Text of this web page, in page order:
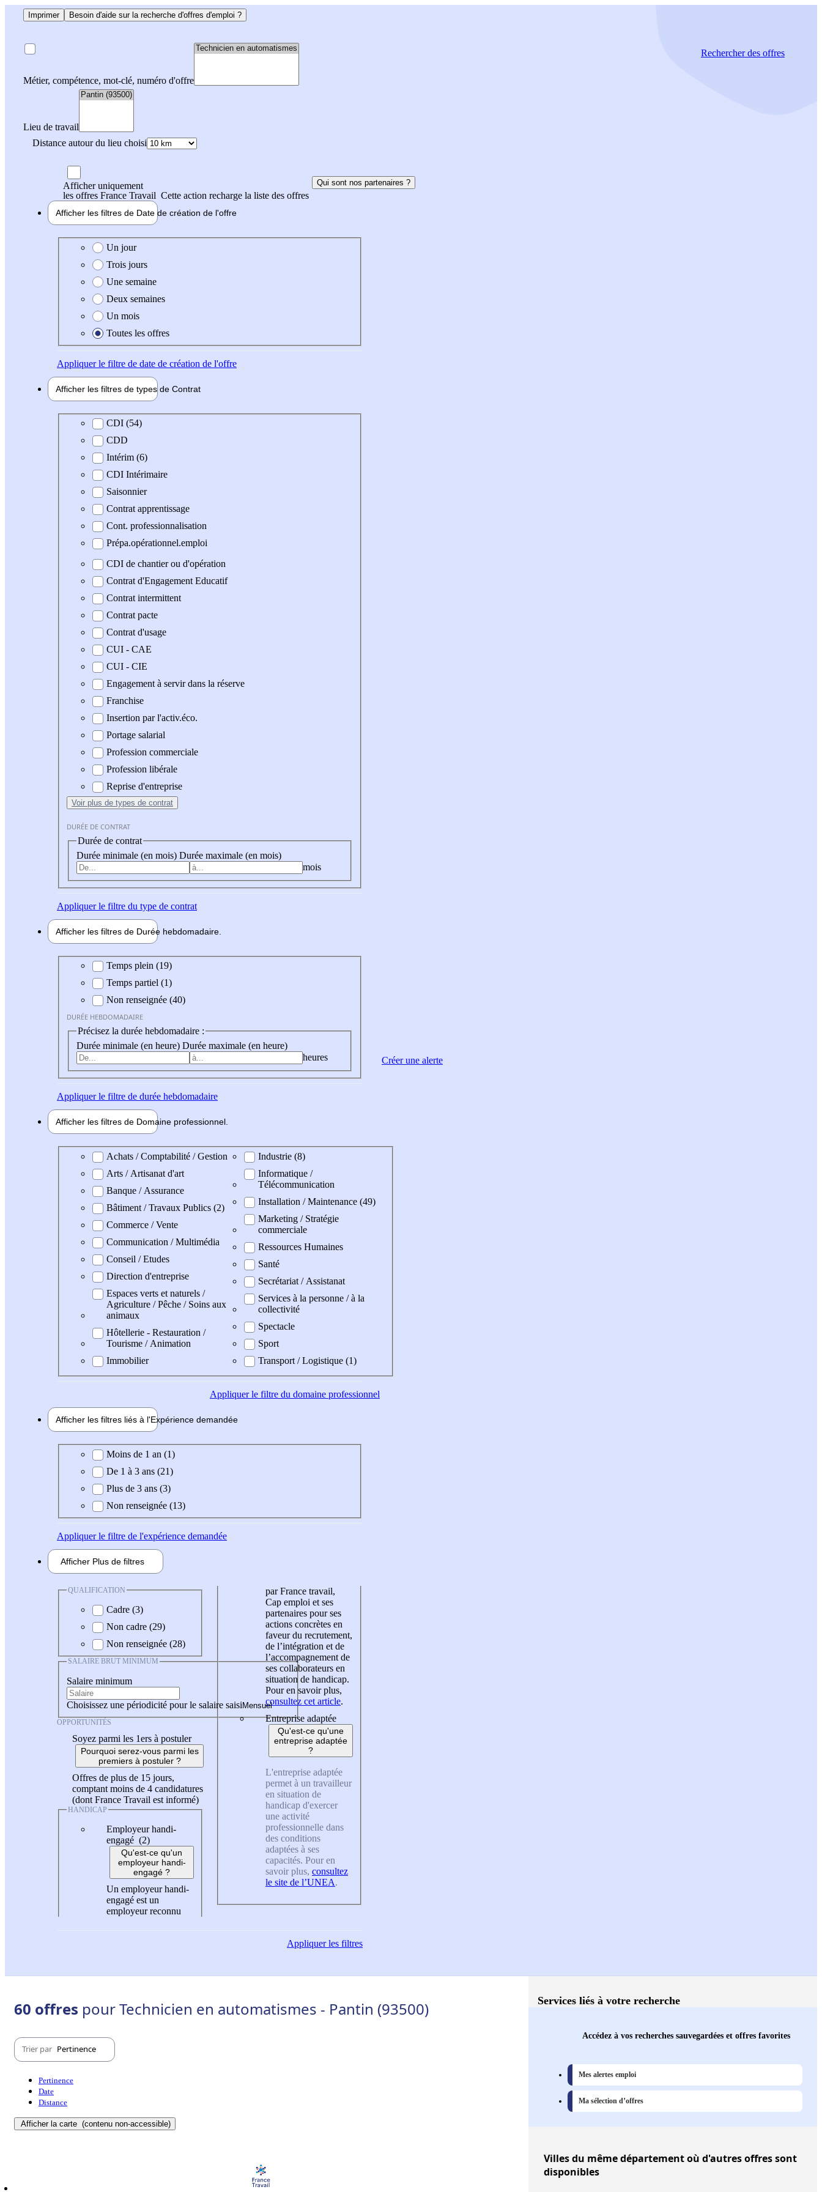
Imprimer Besoin d'aide sur la recherche d'offres d'emploi ?
Métier, compétence, mot-clé, numéro d'offre
Lieu de travail
Distance autour du lieu choisi
Rechercherdes offres
Afficher uniquement
les offres France Travail Cette action recharge la liste des offres
Qui sont nos partenaires ?
Afficher les filtres de Date de création de l'offre
Date de création de l'offre
Un jour
Trois jours
Une semaine
Deux semaines
Un mois
Toutes les offres
Appliquerle filtre de date de création de l'offre
Afficher les filtres de types de Contrat
Type de contratCDI (54)
CDD
Intérim (6)
CDI Intérimaire
Saisonnier
Contrat apprentissage
Cont. professionnalisation
Prépa.opérationnel.emploi
CDI de chantier ou d'opération
Contrat d'Engagement Educatif
Contrat intermittent
Contrat pacte
Contrat d'usage
CUI - CAE
CUI - CIE
Engagement à servir dans la réserve
Franchise
Insertion par l'activ.éco.
Portage salarial
Profession commerciale
Profession libérale
Reprise d'entreprise
Voir plus de types de contrat
DURÉE DE CONTRAT
Durée de contrat
Durée minimale (en mois) Durée maximale (en mois)
mois
Appliquerle filtre du type de contrat
Afficher les filtres de Durée hebdomadaire
Durée hebdomadaire
Temps plein (19)
Temps partiel (1)
Non renseignée (40)
DURÉE HEBDOMADAIRE
Précisez la durée hebdomadaire :
Durée minimale (en heure) Durée maximale (en heure)
heures
Appliquerle filtre de durée hebdomadaire
Afficher les filtres de Domaine professionnel
Domaine professionel
Achats / Comptabilité / Gestion
Arts / Artisanat d'art
Banque / Assurance
Bâtiment / Travaux Publics (2)
Commerce / Vente
Communication / Multimédia
Conseil / Etudes
Direction d'entreprise
Espaces verts et naturels /
Agriculture / Pêche / Soins aux
animaux
Hôtellerie - Restauration /
Tourisme / Animation
Immobilier
Industrie (8)
Informatique /
Télécommunication
Installation / Maintenance (49)
Marketing / Stratégie
commerciale
Ressources Humaines
Santé
Secrétariat / Assistanat
Services à la personne / à la
collectivité
Spectacle
Sport
Transport / Logistique (1)
Appliquerle filtre du domaine professionnel
Afficher les filtres liés à l'Expérience demandée
Expérience demandée
Moins de 1 an (1)
De 1 à 3 ans (21)
Plus de 3 ans (3)
Non renseignée (13)
Appliquerle filtre de l'expérience demandée
Afficher Plus de filtres
QUALIFICATION
Cadre (3)
Non cadre (29)
Non renseignée (28)
SALAIRE BRUT MINIMUM
Salaire minimum
Choisissez une périodicité pour le salaire saisi
OPPORTUNITÉS
Soyez parmi les 1ers à postuler
Pourquoi serez-vous parmi les
premiers à postuler ?
Offres de plus de 15 jours,
comptant moins de 4 candidatures
(dont France Travail est informé)
HANDICAP
Employeur handi-
engagé (2)
Qu'est-ce qu'un
employeur handi-
engagé ?
Un employeur handi-
engagé est un
employeur reconnu
par France travail,
Cap emploi et ses
partenaires pour ses
actions concrètes en
faveur du recrutement,
de l’intégration et de
l’accompagnement de
ses collaborateurs en
situation de handicap.
Pour en savoir plus,
consultez cet article.
Entreprise adaptée
Qu'est-ce qu'une
entreprise adaptée
?
L'entreprise adaptée
permet à un travailleur
en situation de
handicap d'exercer
une activité
professionnelle dans
des conditions
adaptées à ses
capacités. Pour en
savoir plus, consultez
le site de l’UNEA.
Appliquerles filtres
Créer une alerte
60 offres pour Technicien en automatismes - Pantin (93500)
Trier par Pertinence
Pertinence
Date
Distance
Afficher la carte (contenu non-accessible)
Services liés à votre recherche
Accédez à vos recherches sauvegardées et offres favorites
Mes alertes emploi
Ma sélection d’offres
Villesdu même département où d'autres offres sont
disponibles